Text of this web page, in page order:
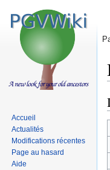
Accueil
Actualités
Modifications récentes
Page au hasard
Aide